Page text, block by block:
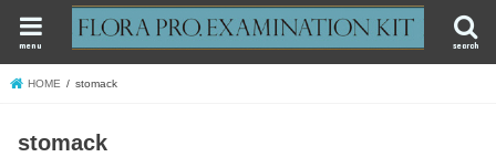
search
menu
HOME stomack
stomack